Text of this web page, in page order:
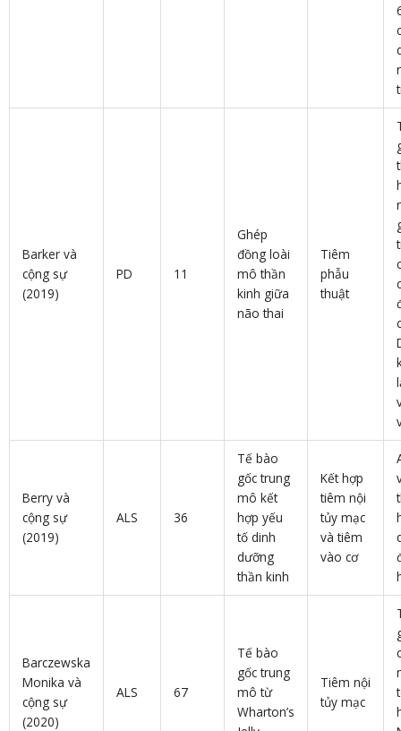
Barker và
cộng sự
(2019)
PD 11
Ghép
đồng loài
mô thần
kinh giữa
não thai
Tiêm
phẫu
thuật
Berry và
cộng sự
(2019)
ALS 36
Tế bào
gốc trung
mô kết
hợp yếu
tố dinh
dưỡng
thần kinh
Kết hợp
tiêm nội
tủy mạc
và tiêm
vào cơ
Barczewska
Monika và
cộng sự
(2020)
ALS 67
Tế bào
gốc trung
mô từ
Wharton’s
Tiêm nội
tủy mạc